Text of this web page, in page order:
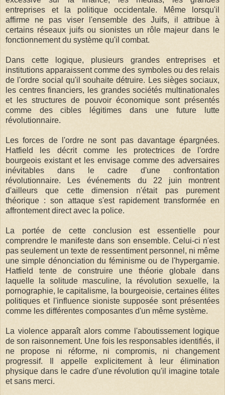
entreprises et la politique occidentale. Même lorsqu'il
affirme ne pas viser l'ensemble des Juifs, il attribue à
certains réseaux juifs ou sionistes un rôle majeur dans le
fonctionnement du système qu'il combat.
Dans cette logique, plusieurs grandes entreprises et
institutions apparaissent comme des symboles ou des relais
de l'ordre social qu'il souhaite détruire. Les sièges sociaux,
les centres financiers, les grandes sociétés multinationales
et les structures de pouvoir économique sont présentés
comme des cibles légitimes dans une future lutte
révolutionnaire.
Les forces de l'ordre ne sont pas davantage épargnées.
Hatfield les décrit comme les protectrices de l'ordre
bourgeois existant et les envisage comme des adversaires
inévitables dans le cadre d'une confrontation
révolutionnaire. Les événements du 22 juin montrent
d'ailleurs que cette dimension n'était pas purement
théorique : son attaque s'est rapidement transformée en
affrontement direct avec la police.
La portée de cette conclusion est essentielle pour
comprendre le manifeste dans son ensemble. Celui-ci n'est
pas seulement un texte de ressentiment personnel, ni même
une simple dénonciation du féminisme ou de l'hypergamie.
Hatfield tente de construire une théorie globale dans
laquelle la solitude masculine, la révolution sexuelle, la
pornographie, le capitalisme, la bourgeoisie, certaines élites
politiques et l'influence sioniste supposée sont présentées
comme les différentes composantes d'un même système.
La violence apparaît alors comme l'aboutissement logique
de son raisonnement. Une fois les responsables identifiés, il
ne propose ni réforme, ni compromis, ni changement
progressif. Il appelle explicitement à leur élimination
physique dans le cadre d'une révolution qu'il imagine totale
et sans merci.